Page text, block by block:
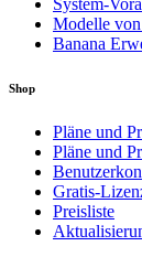
System-
Modelle
Banana
Shop
Pläne und
Pläne und
Gratis-
Preisliste